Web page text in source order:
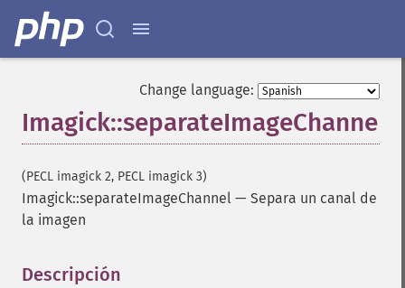
Change language:
Imagick::separateImageChannel
(PECL imagick 2, PECL imagick 3)
Imagick::separateImageChannel — Separa un canal de
la imagen
Descripción
_​_​construct
contrastImage
contrastStretchImage
cropImage
cropThumbnailImage
cycleColormapImage
decipherImage
deconstructImages
deleteImageProperty